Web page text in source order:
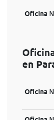
Oficina
en
Oficina